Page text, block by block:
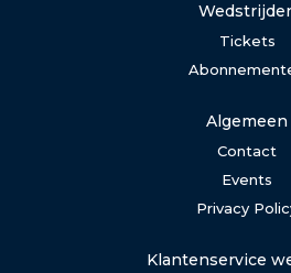
Tickets
Algemeen
Contact
Events
Privacy
Klantenservice